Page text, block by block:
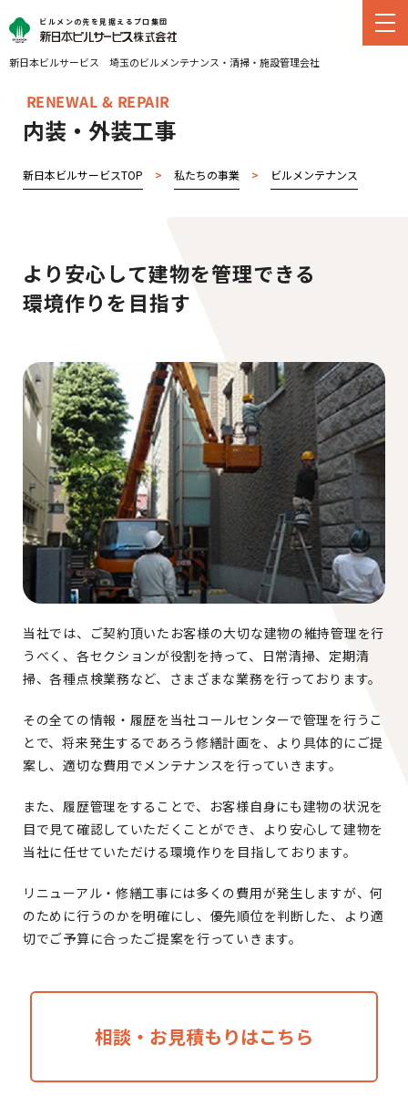
ビルメンの先を見据えるプロ集団
新日本ビルサービス 埼玉のビルメンテナンス・ 清掃・施設管理会社
RENEWAL & REPAIR
内装・外装工事
新日本ビルサービスTOP > 私たちの事業 > ビルメンテナンス
より安心して建物を管理できる
環境作りを目指す
当社では、ご契約頂いたお客様の大切な建物の維持管理を行
うべく、各セクションが役割を持って、日常清掃、定期清
掃、各種点検業務など、さまざまな業務を行っております。
その全ての情報・履歴を当社コールセンターで管理を行うこ
とで、将来発生するであろう修繕計画を、より具体的にご提
案し、適切な費用でメンテナンスを行っていきます。
また、履歴管理をすることで、お客様自身にも建物の状況を
目で見て確認していただくことができ、より安心して建物を
当社に任せていただける環境作りを目指しております。
リニューアル・修繕工事には多くの費用が発生しますが、何
のために行うのかを明確にし、優先順位を判断した、より適
切でご予算に合ったご提案を行っていきます。
相談・お見積もりはこちら